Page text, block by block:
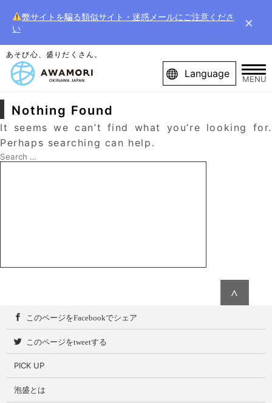
弊サイトを騙る類似サイト・迷惑メールにご注意くださ
い
×
あそび心、盛りだくさん。
Language MENU
Nothing Found
It seems we can’t find what you’re looking for.
Perhaps searching can help.
Search
for:
∧
このページをFacebookでシェア
このページをtweetする
PICK UP
泡盛とは